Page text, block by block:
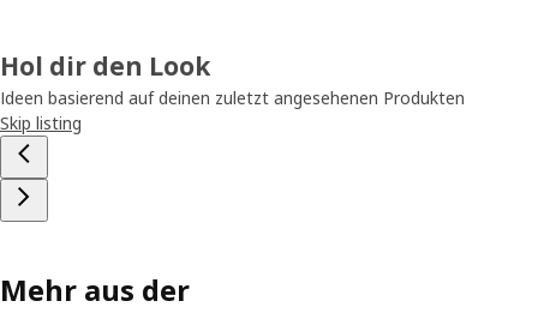
Hol dir den Look
Ideen basierend auf deinen zuletzt angesehenen Produkten
Skip listing
Mehr aus der